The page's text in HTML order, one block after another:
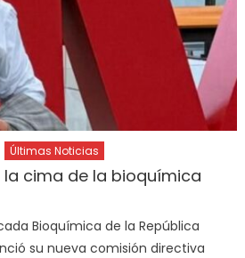
Últimas Noticias
la cima de la bioquímica
Bioquímica de la República
su nueva comisión directiva